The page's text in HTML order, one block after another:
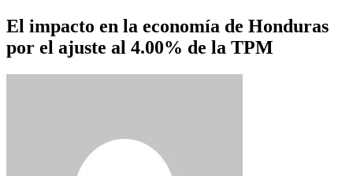
El impacto en la economía de Honduras
por el ajuste al 4.00% de la TPM